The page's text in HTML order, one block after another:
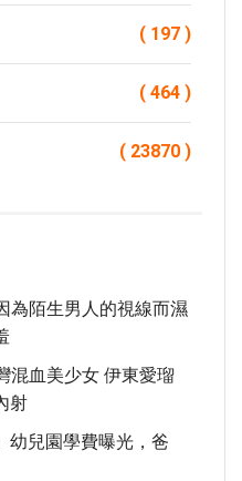
( 197 )
( 464 )
( 23870 )
為陌生男人的視線而濕
混血美少女 伊東愛瑠
射
幼兒園學費曝光，爸